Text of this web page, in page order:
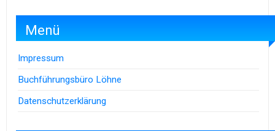
Menü
Impressum
Buchführungsbüro Löhne
Datenschutzerklärung